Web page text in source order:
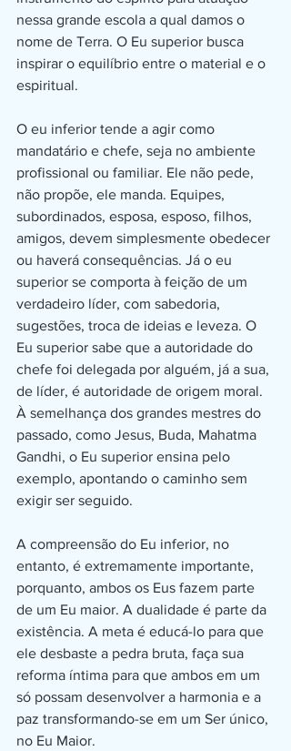
nessa grande escola a qual damos o
nome de Terra. O Eu superior busca
inspirar o equilíbrio entre o material e o
espiritual.
O eu inferior tende a agir como
mandatário e chefe, seja no ambiente
profissional ou familiar. Ele não pede,
não propõe, ele manda. Equipes,
subordinados, esposa, esposo, filhos,
amigos, devem simplesmente obedecer
ou haverá consequências. Já o eu
superior se comporta à feição de um
verdadeiro líder, com sabedoria,
sugestões, troca de ideias e leveza. O
Eu superior sabe que a autoridade do
chefe foi delegada por alguém, já a sua,
de líder, é autoridade de origem moral.
À semelhança dos grandes mestres do
passado, como Jesus, Buda, Mahatma
Gandhi, o Eu superior ensina pelo
exemplo, apontando o caminho sem
exigir ser seguido.
A compreensão do Eu inferior, no
entanto, é extremamente importante,
porquanto, ambos os Eus fazem parte
de um Eu maior. A dualidade é parte da
existência. A meta é educá-lo para que
ele desbaste a pedra bruta, faça sua
reforma íntima para que ambos em um
só possam desenvolver a harmonia e a
paz transformando-se em um Ser único,
no Eu Maior.